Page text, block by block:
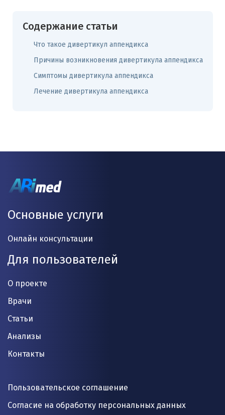
Содержание статьи
Что такое дивертикул аппендикса
Причины возникновения дивертикула аппендикса
Симптомы дивертикула аппендикса
Лечение дивертикула аппендикса
Основные услуги
Онлайн консультации
Для пользователей
О проекте
Врачи
Статьи
Анализы
Контакты
Пользовательское соглашение
Согласие на обработку персональных данных